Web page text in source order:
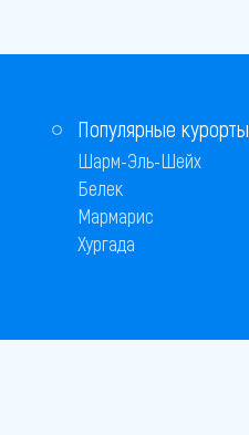
Популярные курорты
Шарм-Эль-Шейх
Белек
Мармарис
Хургада